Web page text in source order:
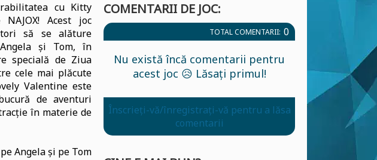
cu Kitty
Acest joc
să se alăture
și Tom, în
specială de Ziua
cele mai plăcute
Valentine este
de aventuri
în materie de
Angela și pe Tom
COMENTARII DE JOC:
TOTAL COMENTARII: 0
Nu există încă comentarii pentru
acest joc 😥 Lăsați primul!
Înscrieți-vă/înregistrați-vă pentru a lăsa
comentarii